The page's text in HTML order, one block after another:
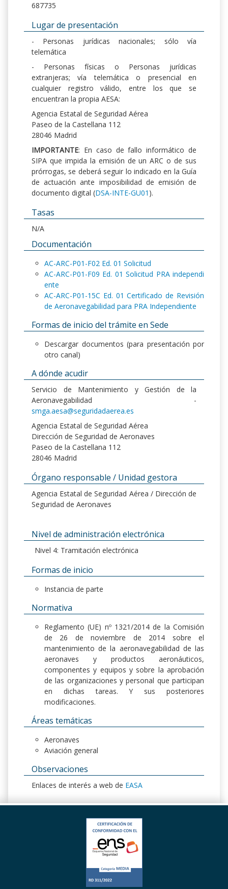
687735
Lugar de presentación
- Personas jurídicas nacionales; sólo vía
telemática
- Personas físicas o Personas jurídicas
extranjeras; vía telemática o presencial en
cualquier registro válido, entre los que se
encuentran la propia AESA:
Agencia Estatal de Seguridad Aérea
Paseo de la Castellana 112
28046 Madrid
IMPORTANTE: En caso de fallo informático de
SIPA que impida la emisión de un ARC o de sus
prórrogas, se deberá seguir lo indicado en la Guía
de actuación ante imposibilidad de emisión de
documento digital (DSA-INTE-GU01 ).
Tasas
N/A
Documentación
AC-ARC-P01-F02 Ed. 01 Solicitud
AC-ARC-P01-F09 Ed. 01 Solicitud PRA independi
ente
AC-ARC-P01-15C Ed. 01 Certificado de Revisión
de Aeronavegabilidad para PRA Independiente
Formas de inicio del trámite en Sede
Descargar documentos (para presentación por
otro canal)
A dónde acudir
Servicio de Mantenimiento y Gestión de la
Aeronavegabilidad -
smga.aesa@seguridadaerea.es
Agencia Estatal de Seguridad Aérea
Dirección de Seguridad de Aeronaves
Paseo de la Castellana 112
28046 Madrid
Órgano responsable / Unidad gestora
Agencia Estatal de Seguridad Aérea / Dirección de
Seguridad de Aeronaves
Nivel de administración electrónica
Nivel 4: Tramitación electrónica
Formas de inicio
Instancia de parte
Normativa
Reglamento (UE) nº 1321/2014 de la Comisión
de 26 de noviembre de 2014 sobre el
mantenimiento de la aeronavegabilidad de las
aeronaves y productos aeronáuticos,
componentes y equipos y sobre la aprobación
de las organizaciones y personal que participan
en dichas tareas. Y sus posteriores
modificaciones.
Áreas temáticas
Aeronaves
Aviación general
Observaciones
Enlaces de interés a web de EASA